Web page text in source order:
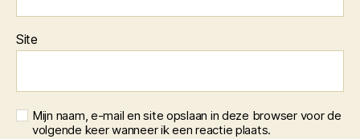
Site
Mijn naam, e-mail en site opslaan in deze browser voor de
volgende keer wanneer ik een reactie plaats.